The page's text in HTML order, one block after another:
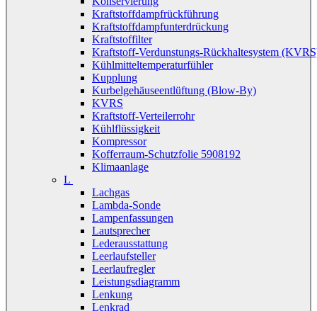
Kraftstoffdampfrückführung
Kraftstoffdampfunterdrückung
Kraftstoffilter
Kraftstoff-Verdunstungs-Rückhaltesystem
Kühlmitteltemperaturfühler
Kupplung
Kurbelgehäuseentlüftung (Blow-By)
KVRS
Kraftstoff-Verteilerrohr
Kühlflüssigkeit
Kompressor
Kofferraum-Schutzfolie 5908192
Klimaanlage
L
Lachgas
Lambda-Sonde
Lampenfassungen
Lautsprecher
Lederausstattung
Leerlaufsteller
Leerlaufregler
Leistungsdiagramm
Lenkung
Lenkrad